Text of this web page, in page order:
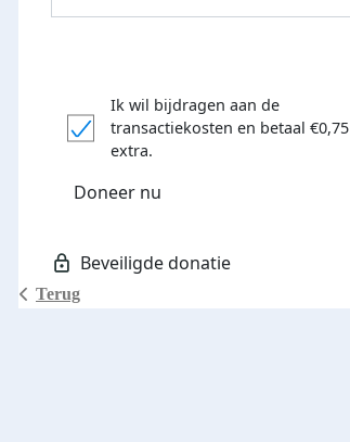
Donateurs bedankt
Terug
Ik wil bijdragen aan de
transactiekosten en betaal €0,75
extra.
Doneer nu